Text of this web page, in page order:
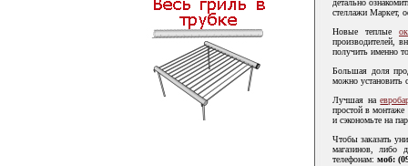
детально
стеллажи Маркет,
Новые теплые
производителей,
получить именно
Большая доля
можно установить
Лучшая на
простой в монтаже
и сэкономьте на
Чтобы заказать
магазинов, либо
телефонам: моб: